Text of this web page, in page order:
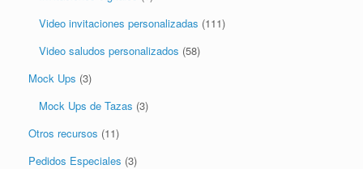
Video invitaciones personalizadas (111)
Video saludos personalizados (58)
Mock Ups (3)
Mock Ups de Tazas (3)
Otros recursos (11)
Pedidos Especiales (3)